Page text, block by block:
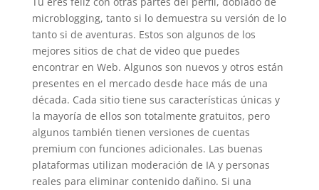
microblogging, tanto si lo demuestra su versión de lo
tanto si de aventuras. Estos son algunos de los
mejores sitios de chat de video que puedes
encontrar en Web. Algunos son nuevos y otros están
presentes en el mercado desde hace más de una
década. Cada sitio tiene sus características únicas y
la mayoría de ellos son totalmente gratuitos, pero
algunos también tienen versiones de cuentas
premium con funciones adicionales. Las buenas
plataformas utilizan moderación de IA y personas
reales para eliminar contenido dañino. Si una